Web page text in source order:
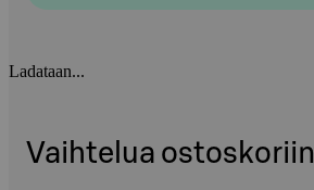
Ladataan...
Vaihtelua ostoskoriin